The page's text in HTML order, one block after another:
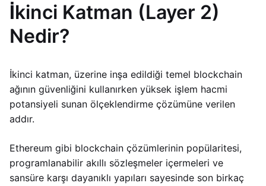
İkinci Katman (Layer 2)
Nedir?
İkinci katman, üzerine inşa edildiği temel blockchain
ağının güvenliğini kullanırken yüksek işlem hacmi
potansiyeli sunan ölçeklendirme çözümüne verilen
addır.
Ethereum gibi blockchain çözümlerinin popülaritesi,
programlanabilir akıllı sözleşmeler içermeleri ve
sansüre karşı dayanıklı yapıları sayesinde son birkaç